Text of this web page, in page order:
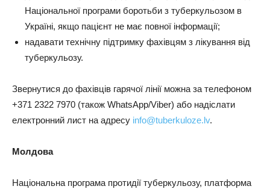
Національної програми боротьби з туберкульозом в
Україні, якщо пацієнт не має повної інформації;
надавати технічну підтримку фахівцям з лікування від
туберкульозу.
Звернутися до фахівців гарячої лінії можна за телефоном
+371 2322 7970 (також WhatsApp/Viber) або надіслати
електронний лист на адресу info@tuberkuloze.lv.
Молдова
Національна програма протидії туберкульозу, платформа